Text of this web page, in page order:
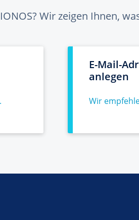
Wir zeigen Ihnen,
E-Mail-
anlegen
Wir